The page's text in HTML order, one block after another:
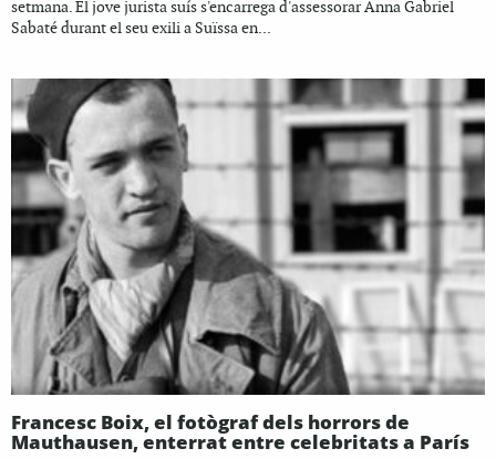
setmana. El jove jurista suís s'encarrega d'assessorar Anna Gabriel
Sabaté durant el seu exili a Suïssa en...
Francesc Boix, el fotògraf dels horrors de
Mauthausen, enterrat entre celebritats a París